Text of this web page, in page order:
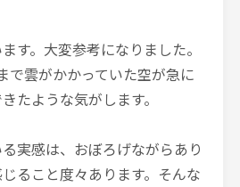
す。大変参考になりました。
で雲がかかっていた空が急に
たような気がします。
実感は、おぼろげながらあり
ること度々あります。そんな